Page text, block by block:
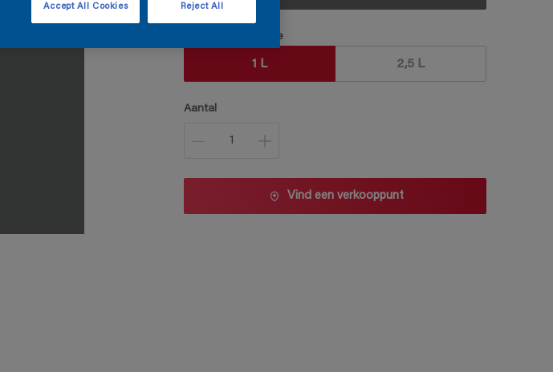
Verpakkingsgrootte
1 L 2,5 L
Aantal
Vind een verkooppunt
Reject All
Accept All Cookies